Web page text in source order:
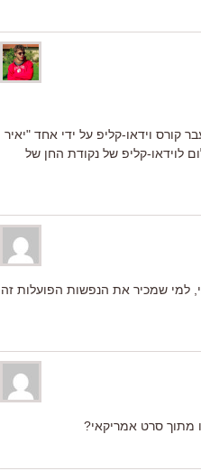
קורס וידאו-קליפ על ידי אחד "יאיר
לוידאו-קליפ של נקודת החן של
למי שמכיר את הנפשות הפועלות זה
מתוך סרט אמריקאי?